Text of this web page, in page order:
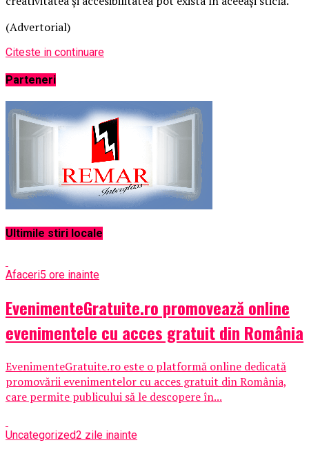
(Advertorial)
Citeste in continuare
Parteneri
Ultimile stiri locale
Afaceri5 ore inainte
EvenimenteGratuite.ro promovează online
evenimentele cu acces gratuit din România
EvenimenteGratuite.ro este o platformă online dedicată
promovării evenimentelor cu acces gratuit din România,
care permite publicului să le descopere în...
Uncategorized2 zile inainte